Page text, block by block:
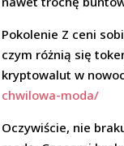
Pokolenie Z ceni
czym różnią się
kryptowalut w
chwilowa-moda/
Oczywiście, nie